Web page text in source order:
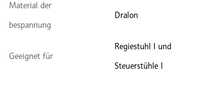
Material der
bespannung
Dralon
Geeignet für
Regiestuhl I und
Steuerstühle I